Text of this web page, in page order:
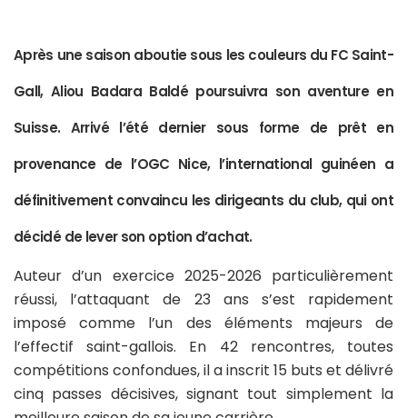
Après une saison aboutie sous les couleurs du FC Saint-
Gall, Aliou Badara Baldé poursuivra son aventure en
Suisse. Arrivé l’été dernier sous forme de prêt en
provenance de l’OGC Nice, l’international guinéen a
définitivement convaincu les dirigeants du club, qui ont
décidé de lever son option d’achat.
Auteur d’un exercice 2025-2026 particulièrement
réussi, l’attaquant de 23 ans s’est rapidement
imposé comme l’un des éléments majeurs de
l’effectif saint-gallois. En 42 rencontres, toutes
compétitions confondues, il a inscrit 15 buts et délivré
cinq passes décisives, signant tout simplement la